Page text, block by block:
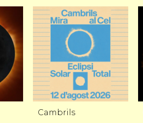
Cambrils